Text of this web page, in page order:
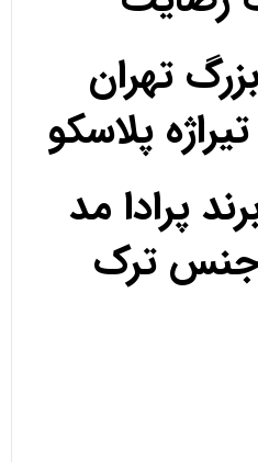
تهران
پلاسکو
پرادا مد
ترک